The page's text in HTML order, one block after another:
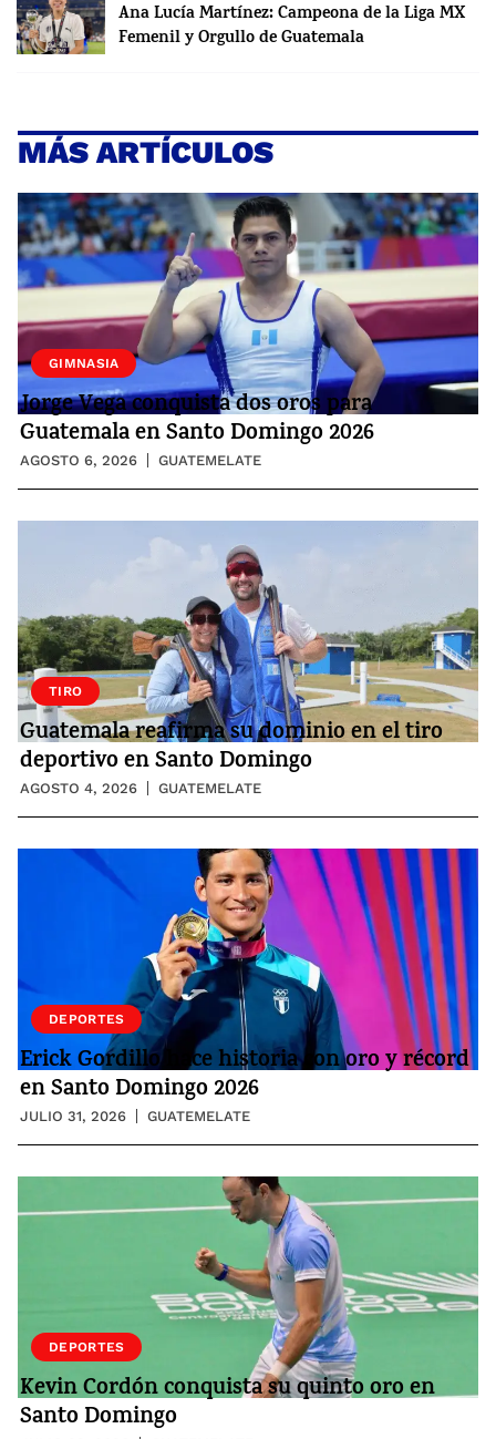
Ana Lucía Martínez: Campeona de la Liga MX
Femenil y Orgullo de Guatemala
MÁS ARTÍCULOS
GIMNASIA
Jorge Vega conquista dos oros para
Guatemala en Santo Domingo 2026
AGOSTO 6, 2026 GUATEMELATE
TIRO
Guatemala reafirma su dominio en el tiro
deportivo en Santo Domingo
AGOSTO 4, 2026 GUATEMELATE
DEPORTES
Erick Gordillo hace historia con oro y récord
en Santo Domingo 2026
JULIO 31, 2026 GUATEMELATE
DEPORTES
Kevin Cordón conquista su quinto oro en
Santo Domingo